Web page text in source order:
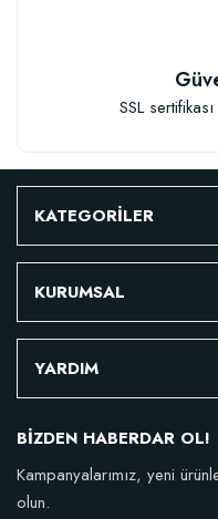
SSL
KATEGORİLER
KURUMSAL
YARDIM
BİZDEN HABERDAR OL!
Kampanyalarımız, yeni
olun.